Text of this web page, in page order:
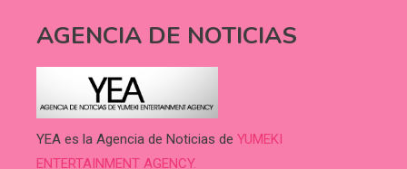
AGENCIA DE NOTICIAS
YEA es la Agencia de Noticias de YUMEKI
ENTERTAINMENT AGENCY.